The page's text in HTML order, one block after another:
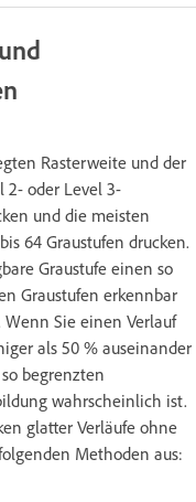
Rasterweite und der
2- oder Level 3-
und die meisten
64 Graustufen drucken.
Graustufe einen so
Graustufen erkennbar
Sie einen Verlauf
als 50 % auseinander
begrenzten
wahrscheinlich ist.
glatter Verläufe ohne
Methoden aus: